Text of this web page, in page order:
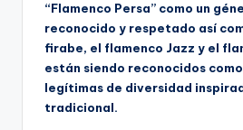
“Flamenco Persa” como un
reconocido y respetado así
firabe, el flamenco Jazz y el
están siendo reconocidos
legítimas de diversidad
tradicional.